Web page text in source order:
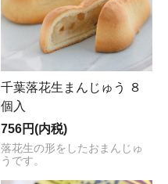
千葉落花生まんじゅう ８
個入
756円(内税)
落花生の形をしたおまんじゅ
うです。